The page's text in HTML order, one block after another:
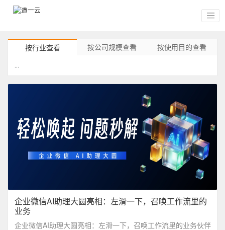
按行业查看 按公司规模查看 按使用目的查看
企业微信AI助理大圆亮相：左滑一下，召唤工作流里的
业务
企业微信AI助理大圆亮相：左滑一下，召唤工作流里的业务伙伴